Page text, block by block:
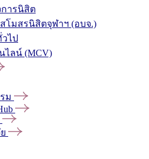
ารนิสิต
โมสรนิสิตจุฬาฯ (อบจ.)
ไป
ไลน์ (MCV)
ม